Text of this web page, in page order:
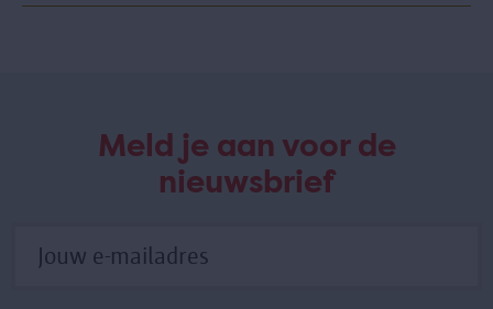
Meld je aan voor de
nieuwsbrief